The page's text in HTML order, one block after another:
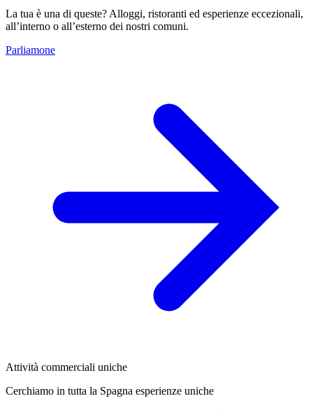
La tua è una di queste? Alloggi, ristoranti ed esperienze eccezionali,
all’interno o all’esterno dei nostri comuni.
Parliamone
Attività commerciali uniche
Cerchiamo in tutta la Spagna esperienze uniche